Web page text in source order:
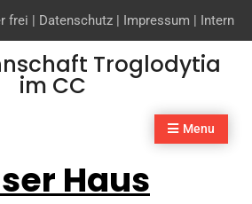
frei | Datenschutz | Impressum | Intern
Troglodytia
im CC
Menu
Haus